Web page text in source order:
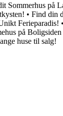
Sommerhus på
• Find din
Ferieparadis! •
på
huse til salg!